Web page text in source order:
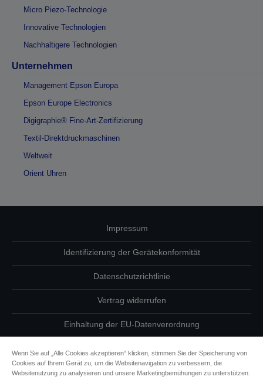
Micro Piezo-Technologie
Innovative Technologien
Nachhaltigere Technologien
Unternehmen
Management Epson Europa
Epson Europe Electronics
Digigraphie® Fine-Art-Zertifizierung
Textil-Direktdruckmaschinen
Weltweit
Orient Uhren
Impressum
Identifizierung der Gerätekonformität
Datenschutzrichtlinie
Vertrag widerrufen
Einhaltung der EU-Datenverordnung
Informationen zu Cookies
Wenn Sie auf „Alle Cookies akzeptieren“ klicken, stimmen Sie der Speicherung von
Cookies auf Ihrem Gerät zu, um die Websitenavigation zu verbessern, die
Websitenutzung zu analysieren und unsere Marketingbemühungen zu unterstützen.